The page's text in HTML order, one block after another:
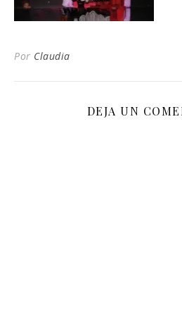
Por Claudia
DEJA UN